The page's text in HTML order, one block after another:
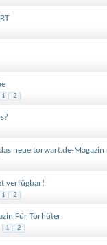
1 2
neue torwart.de-Magazin
verfügbar!
1 2
Für Torhüter
1 2